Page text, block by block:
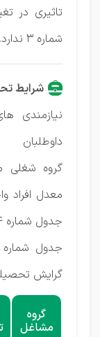
تاثیری در
شماره ۳ ندارد.
شرایط
نیازمندی
داوطلبان
گروه شغلی
معدل افراد
جدول شماره ۴ ذکر گردیده است.
گرایش
گروه
مشاغل